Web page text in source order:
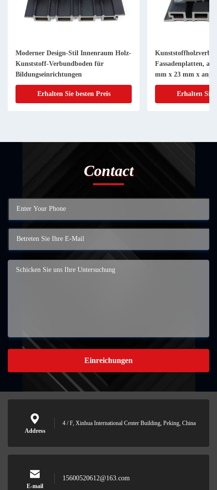
Moderner Design-Stil Innenraum Holz-
Kunststoff-Verbundboden für
Bildungseinrichtungen
Erhalten Sie besten Preis
Fassadenplatten,
mm x 23 mm x
Erhalten Sie
Contact
Einreichungen
Address
4 / F, Xinhua International Center Building, Peking, China
E-mail
15600520612@163.com